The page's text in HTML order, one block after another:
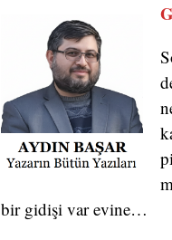
bir gidişi var evine…